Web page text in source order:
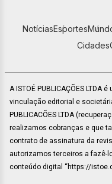
NotíciasEsportes
Cidades
A ISTOÉ PUBLICAÇÕES
vinculação editorial e societária
PUBLICACÕES LTDA
realizamos cobranças e que
contrato de assinatura da
autorizamos terceiros a fazê-
conteúdo digital “https://